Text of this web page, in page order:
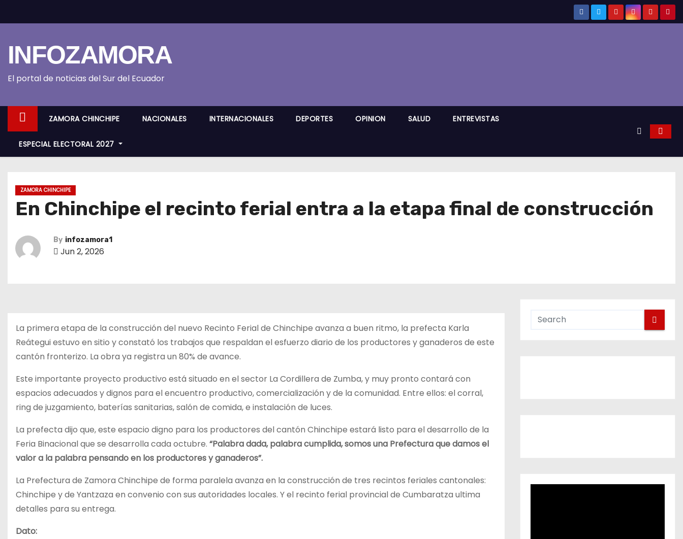
k
o
INFOZAMORA
El portal de noticias del Sur del Ecuador
ZAMORA CHINCHIPE NACIONALES INTERNACIONALES DEPORTES OPINION SALUD ENTREVISTAS
ESPECIAL ELECTORAL 2027
ZAMORA CHINCHIPE
En Chinchipe el recinto ferial entra a la etapa final de construcción
By infozamora1
Jun 2, 2026
La primera etapa de la construcción del nuevo Recinto Ferial de Chinchipe avanza a buen ritmo, la prefecta Karla
Reátegui estuvo en sitio y constató los trabajos que respaldan el esfuerzo diario de los productores y ganaderos de este
cantón fronterizo. La obra ya registra un 80% de avance.
Este importante proyecto productivo está situado en el sector La Cordillera de Zumba, y muy pronto contará con
espacios adecuados y dignos para el encuentro productivo, comercialización y de la comunidad. Entre ellos: el corral,
ring de juzgamiento, baterías sanitarias, salón de comida, e instalación de luces.
La prefecta dijo que, este espacio digno para los productores del cantón Chinchipe estará listo para el desarrollo de la
Feria Binacional que se desarrolla cada octubre. “Palabra dada, palabra cumplida, somos una Prefectura que damos el
valor a la palabra pensando en los productores y ganaderos”.
La Prefectura de Zamora Chinchipe de forma paralela avanza en la construcción de tres recintos feriales cantonales:
Chinchipe y de Yantzaza en convenio con sus autoridades locales. Y el recinto ferial provincial de Cumbaratza ultima
detalles para su entrega.
Dato: